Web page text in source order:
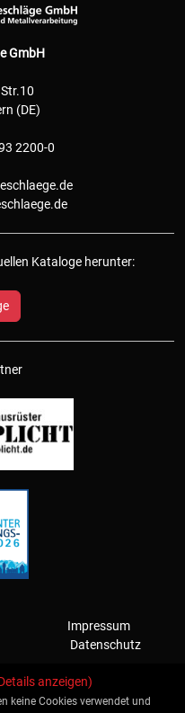
GmbH
(DE)
2200-0
Kataloge herunter:
Impressum
Datenschutz
anzeigen)
keine Cookies verwendet und